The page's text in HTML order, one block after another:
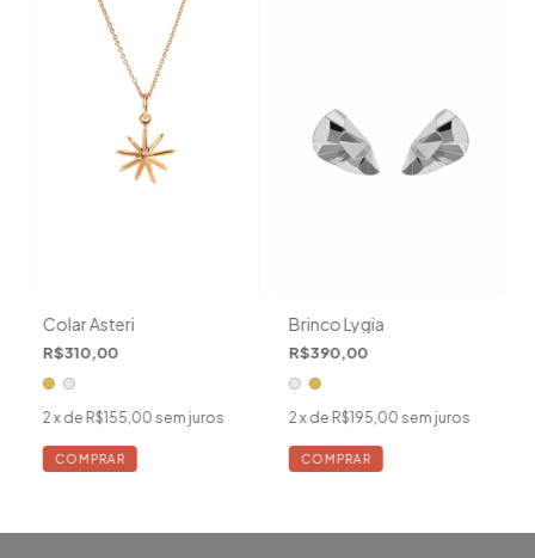
Colar Asteri
R$310,00
2 x de R$155,00 sem juros
COMPRAR
Brinco Lygia
R$390,00
2 x de R$195,00 sem juros
COMPRAR